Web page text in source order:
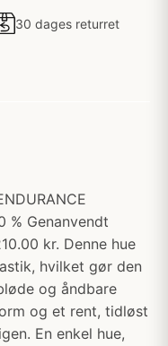
30 dages returret
% Genanvendt
kr. Denne hue
hvilket gør den
og åndbare
og et rent, tidløst
En enkel hue,